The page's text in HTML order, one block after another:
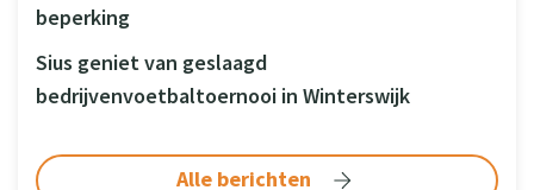
beperking
Sius geniet van geslaagd
bedrijvenvoetbaltoernooi in Winterswijk
Alle berichten